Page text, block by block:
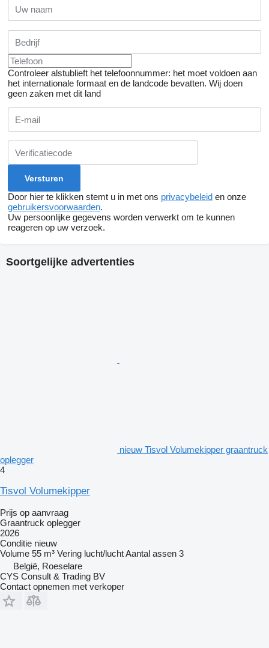
Controleer alstublieft het telefoonnummer: het moet voldoen aan
het internationale formaat en de landcode bevatten. Wij doen
geen zaken met dit land
Door hier te klikken stemt u in met ons privacybeleid en onze
gebruikersvoorwaarden.
Uw persoonlijke gegevens worden verwerkt om te kunnen
reageren op uw verzoek.
Soortgelijke advertenties
nieuw Tisvol Volumekipper graantruck
oplegger
4
Tisvol Volumekipper
Prijs op aanvraag
Graantruck oplegger
2026
Conditie nieuw
Volume 55 m³ Vering lucht/luchtAantal assen 3
België, Roeselare
CYS Consult & Trading BV
Contact opnemen met verkoper